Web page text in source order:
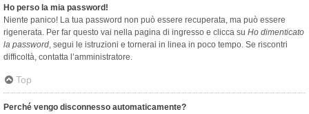
Ho perso la mia password!
Niente panico! La tua password non può essere recuperata, ma può essere
rigenerata. Per far questo vai nella pagina di ingresso e clicca su Ho dimenticato
la password, segui le istruzioni e tornerai in linea in poco tempo. Se riscontri
difficoltà, contatta l’amministratore.
Top
Perché vengo disconnesso automaticamente?